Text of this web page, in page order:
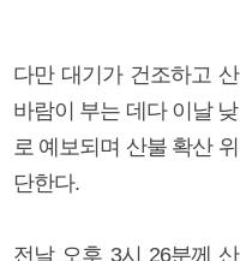
다만 대기가 건조하고
바람이 부는 데다 이날
로 예보되며 산불 확산
단한다.
전날 오후 3시 26분께